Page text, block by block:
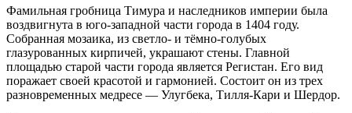
Фамильная гробница Тимура и наследников империи была
воздвигнута в юго-западной части города в 1404 году.
Собранная мозаика, из светло- и тёмно-голубых
глазурованных кирпичей, украшают стены. Главной
площадью старой части города является Регистан. Его вид
поражает своей красотой и гармонией. Состоит он из трех
разновременных медресе — Улугбека, Тилля-Кари и Шердор.